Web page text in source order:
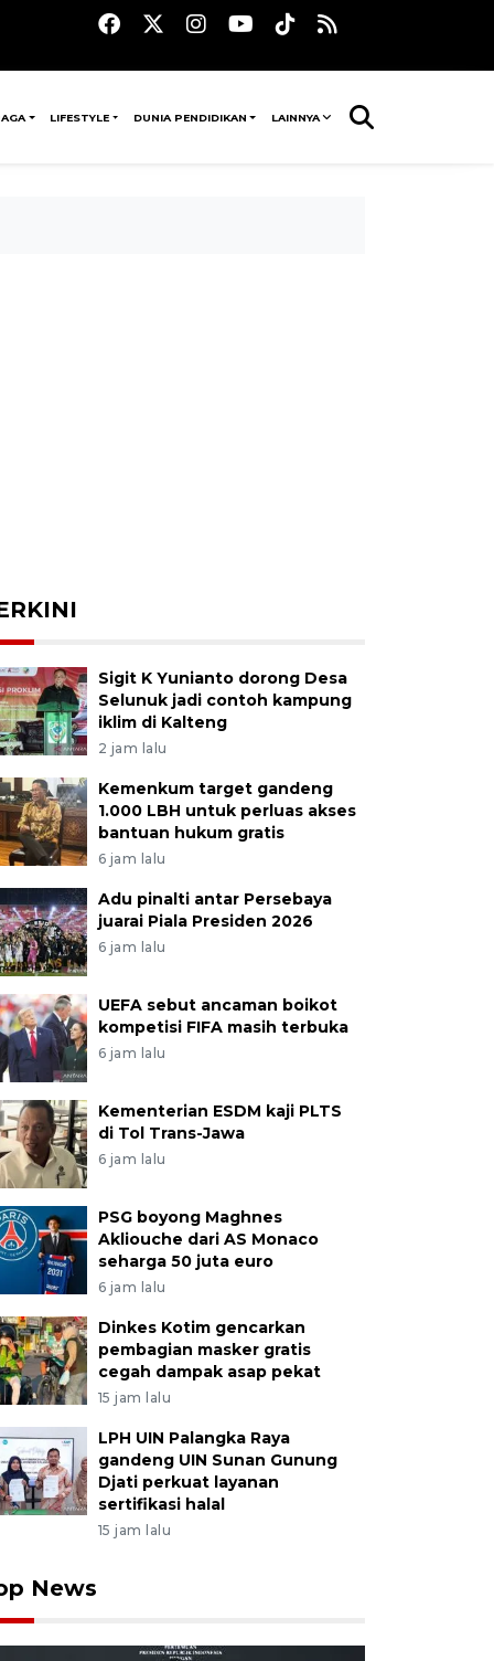
LIFESTYLE DUNIA PENDIDIKAN LAINNYA
Sigit K Yunianto dorong Desa
Selunuk jadi contoh kampung
iklim di Kalteng
2 jam lalu
Kemenkum target gandeng
1.000 LBH untuk perluas akses
bantuan hukum gratis
6 jam lalu
Adu pinalti antar Persebaya
juarai Piala Presiden 2026
6 jam lalu
UEFA sebut ancaman boikot
kompetisi FIFA masih terbuka
6 jam lalu
Kementerian ESDM kaji PLTS
di Tol Trans-Jawa
6 jam lalu
PSG boyong Maghnes
Akliouche dari AS Monaco
seharga 50 juta euro
6 jam lalu
Dinkes Kotim gencarkan
pembagian masker gratis
cegah dampak asap pekat
15 jam lalu
LPH UIN Palangka Raya
gandeng UIN Sunan Gunung
Djati perkuat layanan
sertifikasi halal
15 jam lalu
News